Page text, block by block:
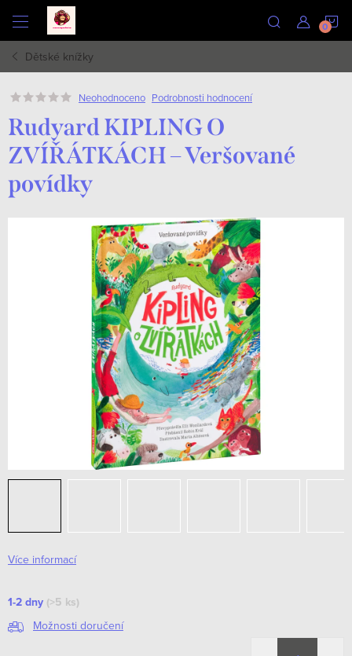
obsah
Dětské knížky
Neohodnoceno Podrobnosti hodnocení
Rudyard KIPLING O
ZVÍŘÁTKÁCH – Veršované
povídky
Více informací
1-2 dny (>5 ks)
Možnosti doručení